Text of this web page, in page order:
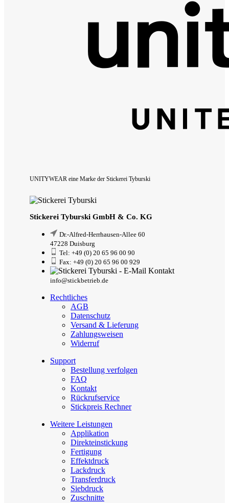
UNITYWEAR eine Marke der Stickerei Tyburski
Stickerei Tyburski GmbH & Co. KG
Dr.-Alfred-Herrhausen-Allee 60
47228 Duisburg
Tel: +49 (0) 20 65 96 00 90
Fax: +49 (0) 20 65 96 00 929
info@stickbetrieb.de
Rechtliches
AGB
Datenschutz
Versand & Lieferung
Zahlungsweisen
Widerruf
Support
Bestellung verfolgen
FAQ
Kontakt
Rückrufservice
Stickpreis Rechner
Weitere Leistungen
Applikation
Direkteinstickung
Fertigung
Effektdruck
Lackdruck
Transferdruck
Siebdruck
Zuschnitte